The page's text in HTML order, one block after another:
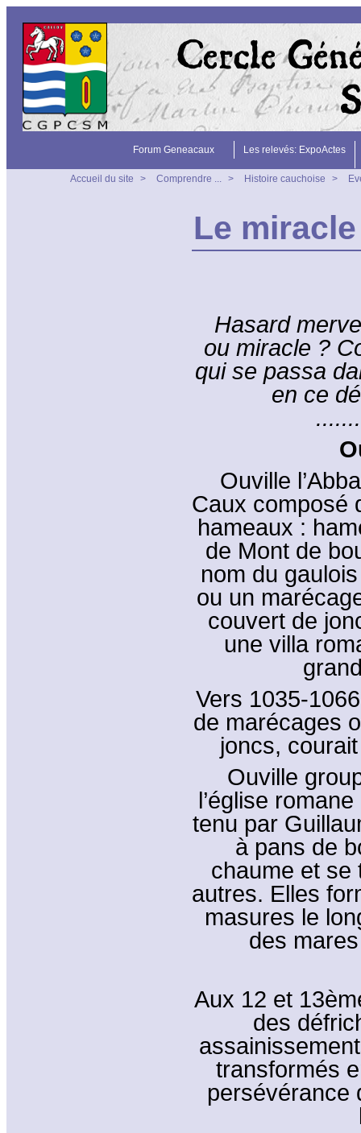
Forum Geneacaux Les relevés: ExpoActes
Accueil du site > Comprendre ... > Histoire cauchoise >
Le miracle
Hasard
ou miracle ?
qui se passa
en ce
Ouville
Caux composé
hameaux :
de Mont de
nom du
ou un
couvert de
une villa
Vers 1035-
de marécages
joncs,
Ouville
l’église
tenu par
à pans de
chaume et se
autres. Elles
masures le
des
Aux 12 et
des
transformés
persévérance